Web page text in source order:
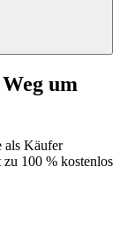
um
als Käufer
100 % kostenlos